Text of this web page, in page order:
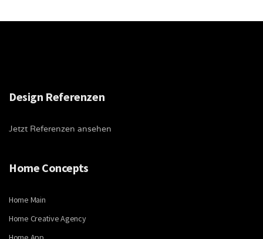
Design Referenzen
Jetzt Referenzen ansehen
Home Concepts
Home Main
Home Creative Agency